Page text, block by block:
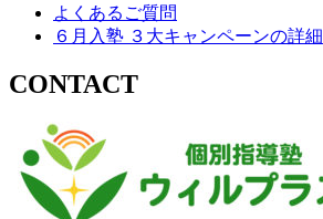
よくあるご質問
６月入塾 ３大キャンペーンの詳細
CONTACT